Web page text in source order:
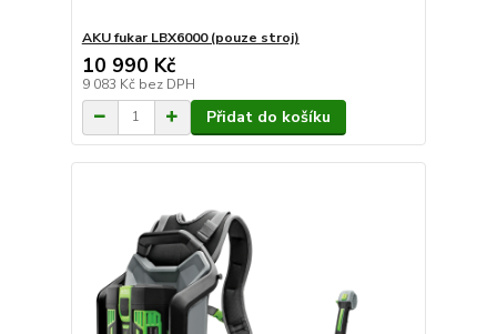
AKU fukar LBX6000 (pouze stroj)
10 990 Kč
9 083 Kč bez DPH
Přidat do košíku